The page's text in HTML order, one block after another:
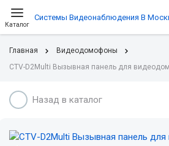
Каталог
Системы Видеонаблюдения В
Главная
Видеодомофоны
CTV-D2Multi Вызывная панель для
Назад в каталог